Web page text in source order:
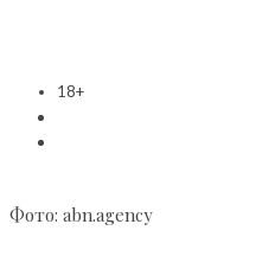
18+
Фото: abn.agency